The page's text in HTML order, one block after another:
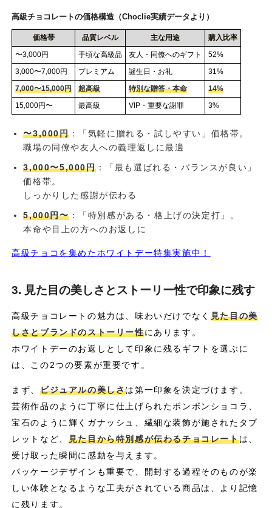
高級チョコレートの価格構造（Choclie実績データより）
価格帯 品質レベル 主な用途
購入比率
〜3,000円
手頃な高級品 友人・同僚へのギフト
52%
3,000〜7,000円
プレミアム 誕生日・お礼
31%
7,000〜15,000円
超高級 特別な贈答・本命
14%
15,000円〜
最高級 VIP・重要な謝罪 3%
〜3,000円：「気軽に贈れる・試しやすい」価格帯。
職場の同僚や友人への義理返しに最適
3,000〜5,000円：「最も選ばれる・バランスが良い」
価格帯。
しっかりした感謝が伝わる
5,000円〜：「特別感がある・格上げの決定打」。
本命や目上の方へのお返しに
高級チョコを集めたホワイトデー特集実施中！
3. 見た目の美しさとストーリー性で印象に残す
高級チョコレートの魅力は、味わいだけでなく 見た目の美
しさとブランドのストーリー性にあります。
ホワイトデーのお返しとして印象に残るギフトを選ぶに
は、この2つの要素が重要です。
まず、 ビジュアルの美しさは第一印象を決定づけます。
芸術作品のように丁寧に仕上げられたボンボンショコラ、
宝石のように輝くガナッシュ、繊細な装飾が施されたタブ
レットなど、 見た目から特別感が伝わるチョコレートは、
受け取った瞬間に感動を与えます。
パッケージデザインも重要で、開封する過程そのものが楽
しい体験となるような工夫がされている商品は、より記憶
に残ります。